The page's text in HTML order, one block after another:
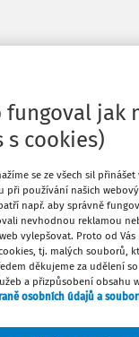
školního
ve škole. Ale
22. 11. 2011
fungoval jak
s cookies)
se ze všech sil
při používání našich
např. aby správně
nevhodnou reklamou
vylepšovat. Proto od
tj. malých souborů,
děkujeme za udělení
a přizpůsobení obsahu
osobních údajů a